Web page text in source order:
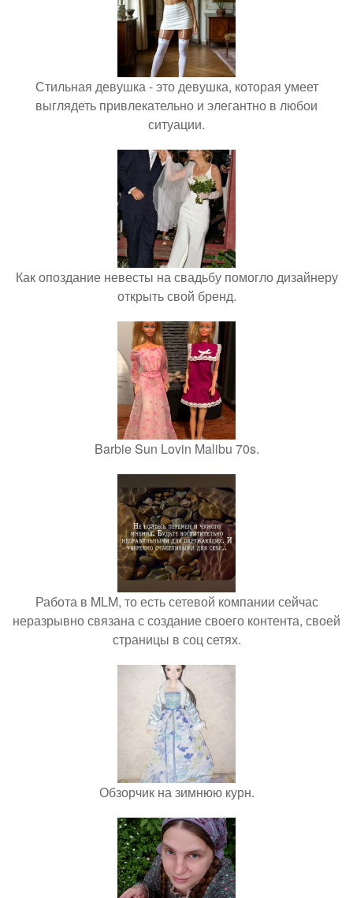
Стильная девушка - это девушка, которая умеет
выглядеть привлекательно и элегантно в любои
ситуации.
Как опоздание невесты на свадьбу помогло дизайнеру
открыть свой бренд.
Barbie Sun Lovin Malibu 70s.
Работа в MLM, то есть сетевой компании сейчас
неразрывно связана с создание своего контента, своей
страницы в соц сетях.
Обзорчик на зимнюю курн.